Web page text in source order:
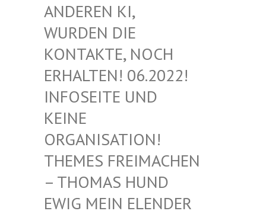
NDEREN KI, W
URDEN DIE K
ONTAKTE, NOCH E
RHALTEN! 06.2022! I
NFOSEITE UND K
EINE O
RGANISATION! T
HEMES FREIMACHEN –
THOMAS HUND E
WIG MEIN ELENDER S